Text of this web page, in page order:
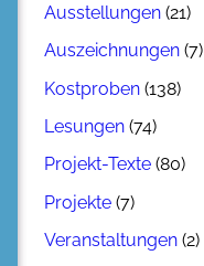
Ausstellungen (21)
Auszeichnungen (7)
Kostproben (138)
Lesungen (74)
Projekt-Texte (80)
Projekte (7)
Veranstaltungen (2)